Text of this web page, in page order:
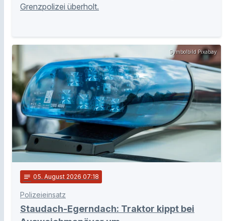
Grenzpolizei überholt.
Symbolbild Pixabay
notes 05. August 2026 07:18
Polizeieinsatz
Staudach-Egerndach: Traktor kippt bei